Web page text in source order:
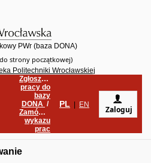
PWr (baza DONA)
strony początkowej)
Politechniki Wrocławskiej
Zgłoszenie
pracy do
bazy
DONA /
Zamówienie
wykazu
prac
PL EN Zaloguj